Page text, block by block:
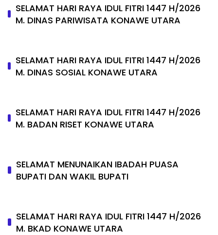
SELAMAT HARI RAYA IDUL FITRI 1447 H/2026
M. DINAS PARIWISATA KONAWE UTARA
SELAMAT HARI RAYA IDUL FITRI 1447 H/2026
M. DINAS SOSIAL KONAWE UTARA
SELAMAT HARI RAYA IDUL FITRI 1447 H/2026
M. BADAN RISET KONAWE UTARA
SELAMAT MENUNAIKAN IBADAH PUASA
BUPATI DAN WAKIL BUPATI
SELAMAT HARI RAYA IDUL FITRI 1447 H/2026
M. BKAD KONAWE UTARA